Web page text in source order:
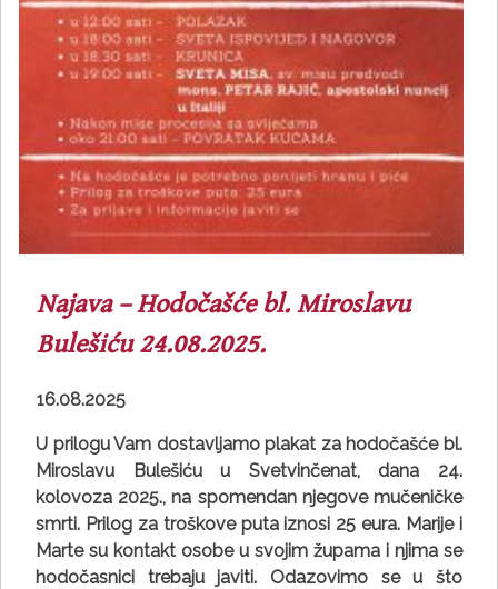
Najava – Hodočašće bl. Miroslavu
Bulešiću 24.08.2025.
16.08.2025
U prilogu Vam dostavljamo plakat za hodočašće bl.
Miroslavu Bulešiću u Svetvinčenat, dana 24.
kolovoza 2025., na spomendan njegove mučeničke
smrti. Prilog za troškove puta iznosi 25 eura. Marije i
Marte su kontakt osobe u svojim župama i njima se
hodočasnici trebaju javiti. Odazovimo se u što